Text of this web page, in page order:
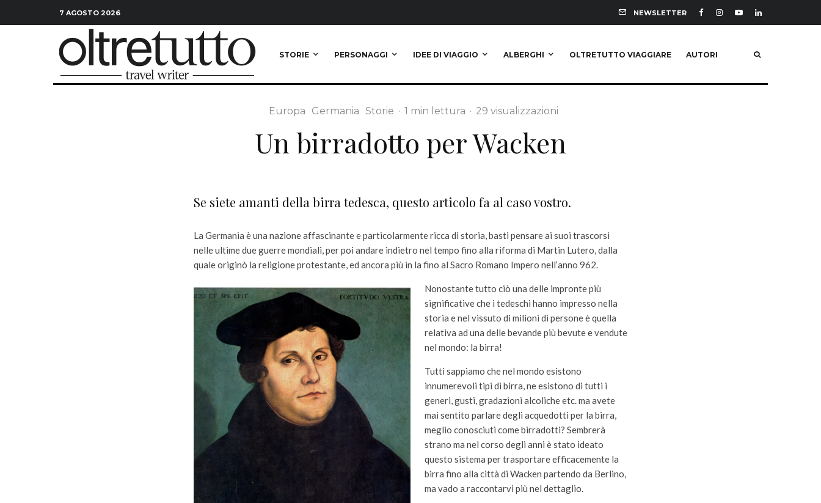
7 AGOSTO 2026 NEWSLETTER
STORIE PERSONAGGI IDEE DI VIAGGIO ALBERGHI OLTRETUTTO VIAGGIARE AUTORI
Europa Germania Storie · 1 min lettura · 29 visualizzazioni
Un birradotto per Wacken
Se siete amanti della birra tedesca, questo articolo fa al caso vostro.
La Germania è una nazione affascinante e particolarmente ricca di storia, basti pensare ai suoi trascorsi
nelle ultime due guerre mondiali, per poi andare indietro nel tempo fino alla riforma di Martin Lutero, dalla
quale originò la religione protestante, ed ancora più in la fino al Sacro Romano Impero nell’anno 962.
Nonostante tutto ciò una delle impronte più
significative che i tedeschi hanno impresso nella
storia e nel vissuto di milioni di persone è quella
relativa ad una delle bevande più bevute e vendute
nel mondo: la birra!
Tutti sappiamo che nel mondo esistono
innumerevoli tipi di birra, ne esistono di tutti i
generi, gusti, gradazioni alcoliche etc. ma avete
mai sentito parlare degli acquedotti per la birra,
meglio conosciuti come birradotti? Sembrerà
strano ma nel corso degli anni è stato ideato
questo sistema per trasportare efficacemente la
birra fino alla città di Wacken partendo da Berlino,
ma vado a raccontarvi più nel dettaglio.